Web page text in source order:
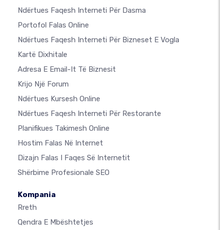
Ndërtues Faqesh Interneti Për Dasma
Portofol Falas Online
Ndërtues Faqesh Interneti Për Bizneset E Vogla
Kartë Dixhitale
Adresa E Email-It Të Biznesit
Krijo Një Forum
Ndërtues Kursesh Online
Ndërtues Faqesh Interneti Për Restorante
Planifikues Takimesh Online
Hostim Falas Në Internet
Dizajn Falas I Faqes Së Internetit
Shërbime Profesionale SEO
Kompania
Rreth
Qendra E Mbështetjes